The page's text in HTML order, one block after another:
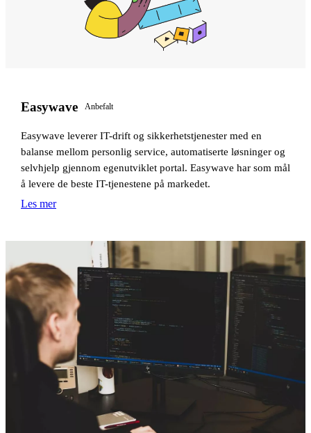
Easywave Anbefalt
Easywave leverer IT-drift og sikkerhetstjenester med en
balanse mellom personlig service, automatiserte løsninger og
selvhjelp gjennom egenutviklet portal. Easywave har som mål
å levere de beste IT-tjenestene på markedet.
Les mer